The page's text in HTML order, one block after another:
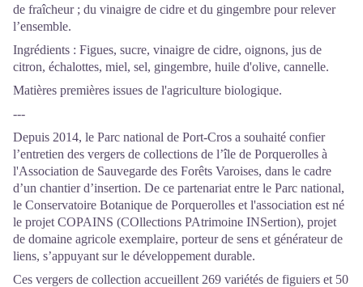
de fraîcheur ; du vinaigre de cidre et du gingembre pour relever
l’ensemble.
Ingrédients : Figues, sucre, vinaigre de cidre, oignons, jus de
citron, échalottes, miel, sel, gingembre, huile d'olive, cannelle.
Matières premières issues de l'agriculture biologique.
---
Depuis 2014, le Parc national de Port-Cros a souhaité confier
l’entretien des vergers de collections de l’île de Porquerolles à
l'Association de Sauvegarde des Forêts Varoises, dans le cadre
d’un chantier d’insertion. De ce partenariat entre le Parc national,
le Conservatoire Botanique de Porquerolles et l'association est né
le projet COPAINS (COllections PAtrimoine INSertion), projet
de domaine agricole exemplaire, porteur de sens et générateur de
liens, s’appuyant sur le développement durable.
Ces vergers de collection accueillent 269 variétés de figuiers et 50